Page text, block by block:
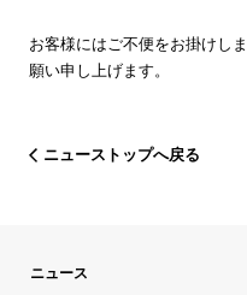
お客様にはご不便をお掛けし
願い申し上げます。
ニューストップへ戻る
ニュース